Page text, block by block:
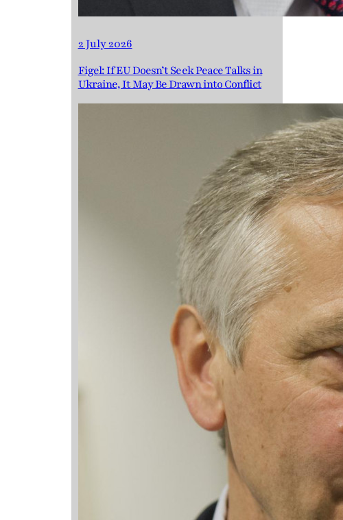
2 July 2026
Figel: If EU Doesn’t Seek Peace Talks in
Ukraine, It May Be Drawn into Conflict